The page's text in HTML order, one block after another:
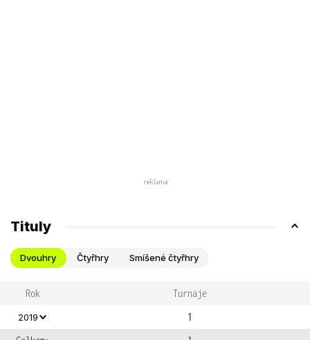
Tituly
Dvouhry Čtyřhry Smíšené čtyřhry
Rok Turnaje
2019
1